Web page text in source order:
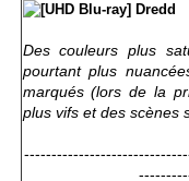
Des couleurs plus
pourtant plus
marqués (lors de la
plus vifs et des scènes